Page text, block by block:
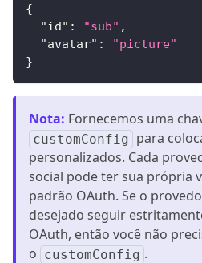
{
"id" : "sub" ,
"avatar" :
"picture"
}
Nota: Fornecemos uma
customConfig para
personalizados. Cada
social pode ter sua própria
padrão OAuth. Se o
desejado seguir
OAuth, então você não
o customConfig .